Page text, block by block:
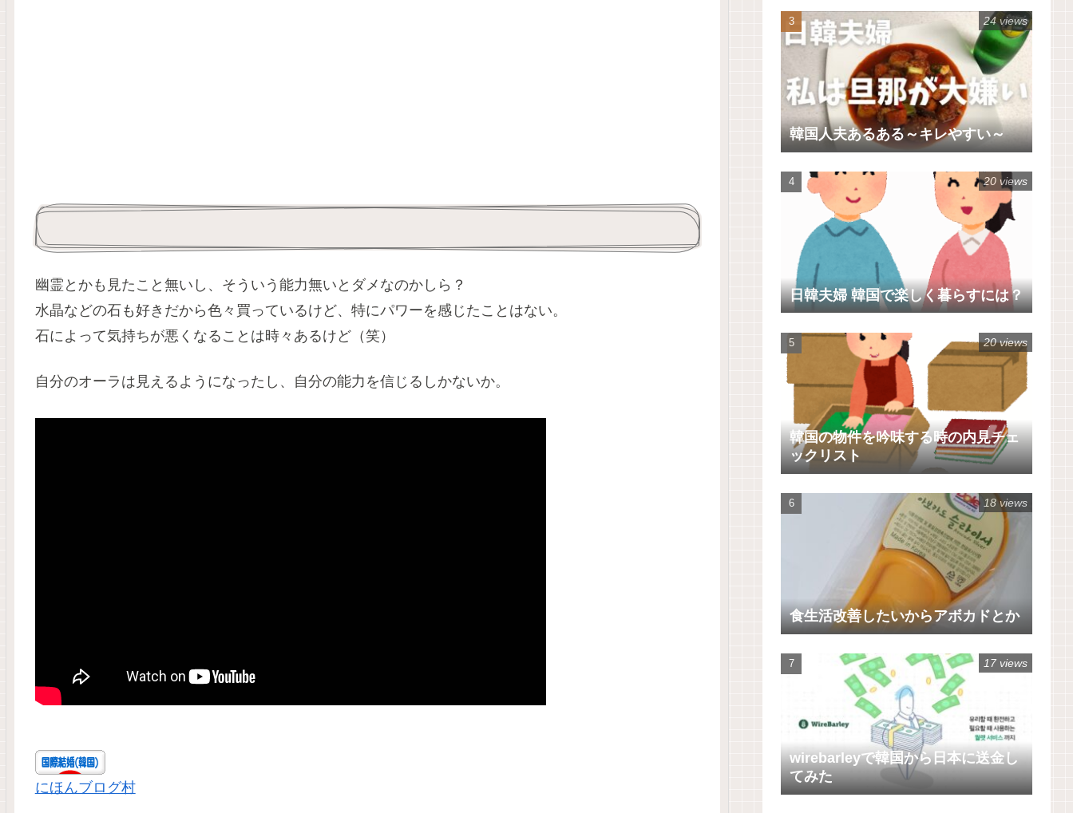
幽霊とかも見たこと無いし、そういう能力無いとダメなのかしら？
水晶などの石も好きだから色々買っているけど、特にパワーを感じたことはない。
石によって気持ちが悪くなることは時々あるけど（笑）
自分のオーラは見えるようになったし、自分の能力を信じるしかないか。
にほんブログ村
韓国人夫あるある～キレやすい～
24 views
日韓夫婦 韓国で楽しく暮らすには？
20 views
韓国の物件を吟味する時の内見チェ
ックリスト
20 views
食生活改善したいからアボカドとか
18 views
wirebarleyで韓国から日本に送金し
てみた
17 views